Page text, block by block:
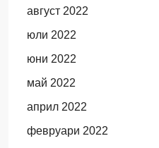
август 2022
юли 2022
юни 2022
май 2022
април 2022
февруари 2022